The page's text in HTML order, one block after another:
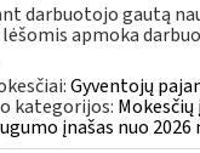
darbuotojo gautą
lėšomis apmoka
Gyventojų
kategorijos:
įnašas nuo 2026